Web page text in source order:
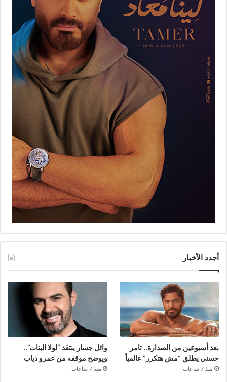
أجدد الأخبار
بعد أسبوعين من الصدارة.. تامر
حسني يطلق “مش هتكرر” عالمياً
منذ 7 ساعات
وائل جسار ينتقد “لولا البنات”..
ويوضح موقفه من عمرو دياب
منذ 7 ساعات